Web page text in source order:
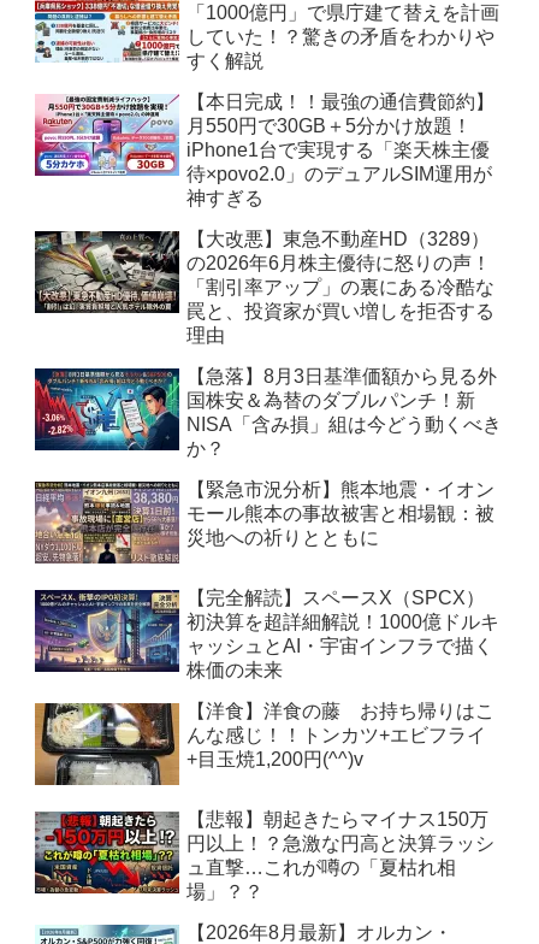
「1000億円」で県庁建て替えを計画
していた！？驚きの矛盾をわかりや
すく解説
【本日完成！！最強の通信費節約】
月550円で30GB＋5分かけ放題！
iPhone1台で実現する「楽天株主優
待×povo2.0」のデュアルSIM運用が
神すぎる
【大改悪】東急不動産HD（3289）
の2026年6月株主優待に怒りの声！
「割引率アップ」の裏にある冷酷な
罠と、投資家が買い増しを拒否する
理由
【急落】8月3日基準価額から見る外
国株安＆為替のダブルパンチ！新
NISA「含み損」組は今どう動くべき
か？
【緊急市況分析】熊本地震・イオン
モール熊本の事故被害と相場観：被
災地への祈りとともに
【完全解読】スペースX（SPCX）
初決算を超詳細解説！1000億ドルキ
ャッシュとAI・宇宙インフラで描く
株価の未来
【洋食】洋食の藤 お持ち帰りはこ
んな感じ！！トンカツ+エビフライ
+目玉焼1,200円(^^)v
【悲報】朝起きたらマイナス150万
円以上！？急激な円高と決算ラッシ
ュ直撃…これが噂の「夏枯れ相
場」？？
【2026年8月最新】オルカン・